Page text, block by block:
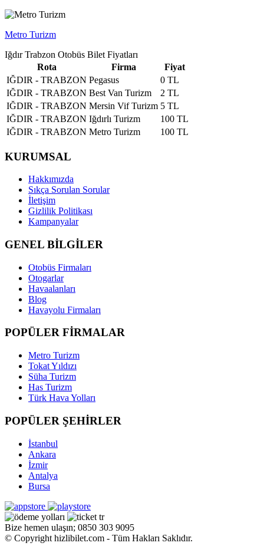
Metro Turizm
Iğdır Trabzon Otobüs Bilet Fiyatları
Rota
Firma
Fiyat
IĞDIR - TRABZON Pegasus
0 TL
IĞDIR - TRABZON Best Van Turizm
2 TL
IĞDIR - TRABZON Mersin Vif Turizm 5 TL
IĞDIR - TRABZON Iğdırlı Turizm
100 TL
IĞDIR - TRABZON Metro Turizm 100 TL
KURUMSAL
Hakkımızda
Sıkça Sorulan Sorular
İletişim
Gizlilik Politikası
Kampanyalar
GENEL BİLGİLER
Otobüs Firmaları
Otogarlar
Havaalanları
Blog
Havayolu Firmaları
POPÜLER FİRMALAR
Metro Turizm
Tokat Yıldızı
Süha Turizm
Has Turizm
Türk Hava Yolları
POPÜLER ŞEHİRLER
İstanbul
Ankara
İzmir
Antalya
Bursa
Bize hemen ulaşın; 0850 303 9095
© Copyright hizlibilet.com - Tüm Hakları Saklıdır.